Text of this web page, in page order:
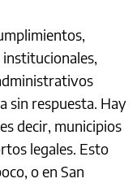
sin respuesta. Hay
decir, municipios
legales. Esto
o en San